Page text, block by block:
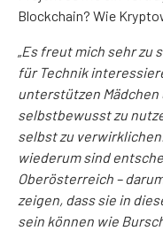
Blockchain? Wie
„Es freut mich sehr zu
für Technik
unterstützen Mädchen
selbstbewusst zu
selbst zu
wiederum sind
Oberösterreich –
zeigen, dass sie in
sein können wie